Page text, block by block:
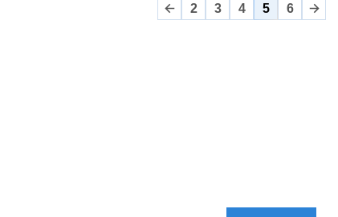
2 3 4 5 6